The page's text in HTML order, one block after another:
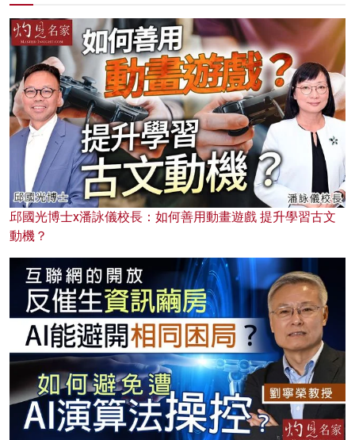
邱國光博士x潘詠儀校長：如何善用動畫遊戲 提升學習古文
動機？